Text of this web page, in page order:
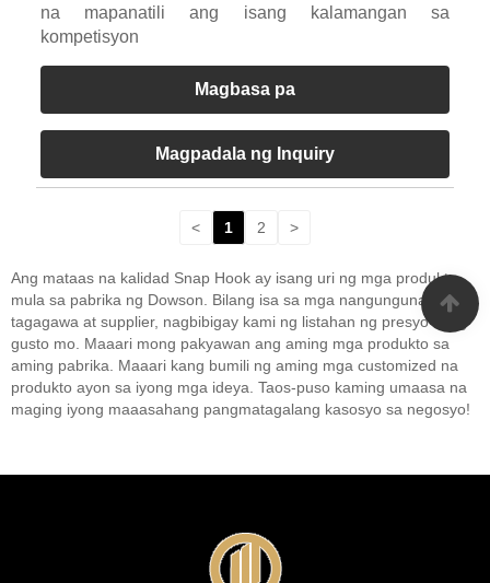
na mapanatili ang isang kalamangan sa
kompetisyon
Magbasa pa
Magpadala ng Inquiry
< 1 2 >
Ang mataas na kalidad Snap Hook ay isang uri ng mga produkto
mula sa pabrika ng Dowson. Bilang isa sa mga nangungunang
tagagawa at supplier, nagbibigay kami ng listahan ng presyo kung
gusto mo. Maaari mong pakyawan ang aming mga produkto sa
aming pabrika. Maaari kang bumili ng aming mga customized na
produkto ayon sa iyong mga ideya. Taos-puso kaming umaasa na
maging iyong maaasahang pangmatagalang kasosyo sa negosyo!